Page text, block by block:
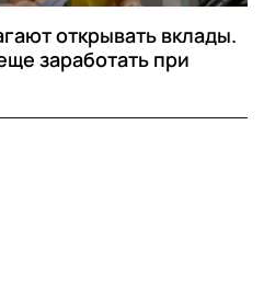
открывать вклады.
заработать при